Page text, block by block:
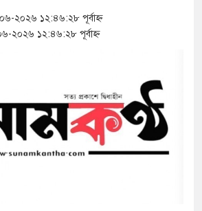
২০২৬ ১২:৪৬:২৮ পূর্বাহ্ন
২০২৬ ১২:৪৬:২৮ পূর্বাহ্ন